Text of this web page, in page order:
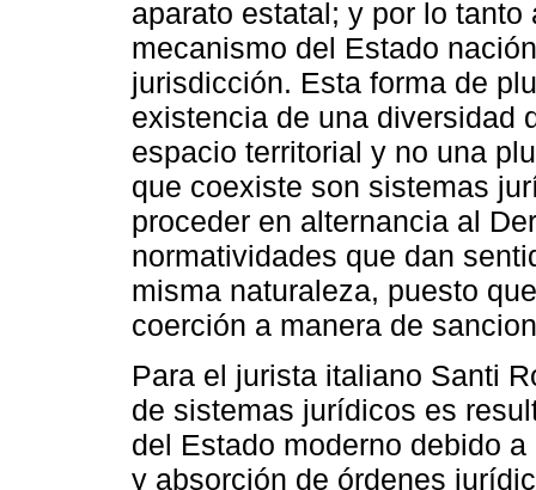
aparato estatal; y por lo
mecanismo del Estado
jurisdicción. Esta forma de
existencia de una diversidad
espacio territorial y no una
que coexiste son sistemas
proceder en alternancia al
normatividades que dan
misma naturaleza, puesto
coerción a manera de
Para el jurista italiano Santi
de sistemas jurídicos es
del Estado moderno debido
y absorción de órdenes